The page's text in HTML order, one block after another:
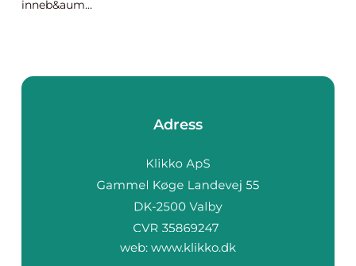
inneb&aum...
Adress
web: www.klikko.dk